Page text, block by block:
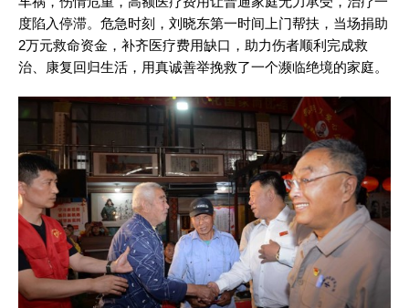
度陷入停滞。危急时刻，刘晓东第一时间上门帮扶，当场捐助
2万元救命资金，补齐医疗费用缺口，助力伤者顺利完成救
治、康复回归生活，用真诚善举挽救了一个濒临绝境的家庭。